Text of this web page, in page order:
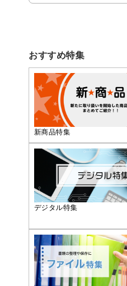
おすすめ特集
新商品特集
デジタル特集